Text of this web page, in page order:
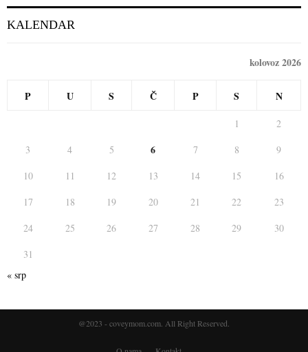
KALENDAR
kolovoz 2026
P U S Č P S N
1
2
3
4 5 6 7 8
9
10
11 12 13 14 15
16
17
18 19 20 21 22
23
24
25 26 27 28 29
30
31
« srp
@2023 - coveymom.com. All Right Reserved.